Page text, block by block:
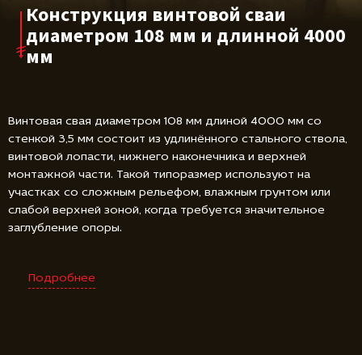
Конструкция винтовой сваи
диаметром 108 мм и длинной 4000
мм
Винтовая свая диаметром 108 мм длиной 4000 мм со
стенкой 3,5 мм состоит из удлинённого стального ствола,
винтовой лопасти, нижнего наконечника и верхней
монтажной части. Такой типоразмер используют на
участках со сложным рельефом, влажным грунтом или
слабой верхней зоной, когда требуется значительное
заглубление опоры.
Подробнее